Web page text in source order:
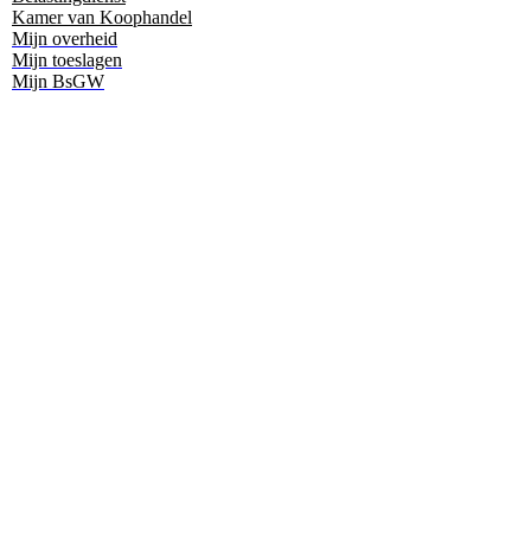
Kamer van Koophandel
Mijn overheid
Mijn toeslagen
Mijn BsGW